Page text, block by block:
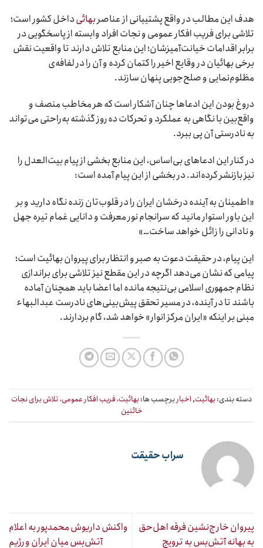
هدف این مطالب در واقع پشتیبانی از عناصربهائیداخل کشور است؛
تلاشی برای فریب افکار عمومی و نجات افراد وابسته از پاسخگویی در
برابر اقدامات خیانت‌آمیزشان؛ این منابع تلاش دارند تا واقعیت نقش
برخی بهائیان در وقایع اخیر را کتمان کرده و آن را در لفافه‌ی
مظلوم‌نمایی و صلح‌جویی پنهان سازند.
دروغ بودن این ادعاها چنان آشکار است که هر مخاطب منصف و
واقع‌بین با نگاهی به عملکرد و تحرکات ده روز گذشته به‌راحتی می‌تواند
به نادرستی آن پی ببرد.
در کنار این ادعاهای بی‌اساس، این منابع بخشی از پیام بیت‌العدل را
نیز بازنشر کرده‌اند. در بخشی از این پیام آمده است:
«اطمینان به آینده درخشان ایران را در قلوب‌تان زنده نگاه دارید و بر
این باور استوار مانید که سرانجام نور معرفت و دانایی غمام تیره جهل
و نادانی را زائل خواهد ساخت…»
این پیام، در حقیقت دعوت به صبر و انتظار برای پیروان بهائیت است؛
پیامی که نشان می‌دهد اگرچه در این مقطع نیز تلاشی برای براندازی
نظام جمهوری اسلامی بی‌نتیجه مانده اما اعضا باید همچنان آماده
باشند تا در آینده، در مسیر تحقق پیش‌بینی‌های نادرست عبدالبهاء
مبنی بر اینکه «ایران مرکز انوار» خواهد شد، گام بردارند.
دسته بندی:بهائیت,اخباربرچسب ها:بهائیت، فریب افکار عمومی، تلاش برای نجات
خائنین
سراب حقیقت
پیروان خارج‌نشین فرقه اهل‌حق
به بهانه آتش‌بس به ترویج
واکنش داریوش محمدپور به اعلام
آتش‌بس میان ایران و رژیم